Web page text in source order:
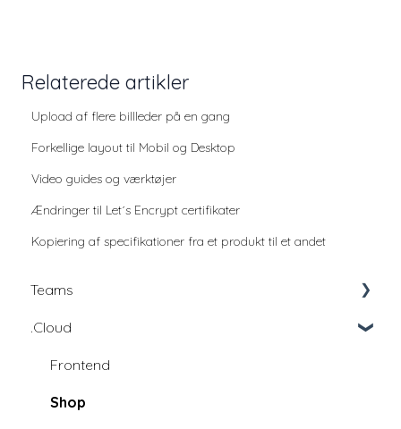
Relaterede artikler
Upload af flere billleder på en gang
Forkellige layout til Mobil og Desktop
Video guides og værktøjer
Ændringer til Let´s Encrypt certifikater
Kopiering af specifikationer fra et produkt til et andet
Teams
Education
Education - udviklingsfællesskab
.Cloud
Frontend
Shop